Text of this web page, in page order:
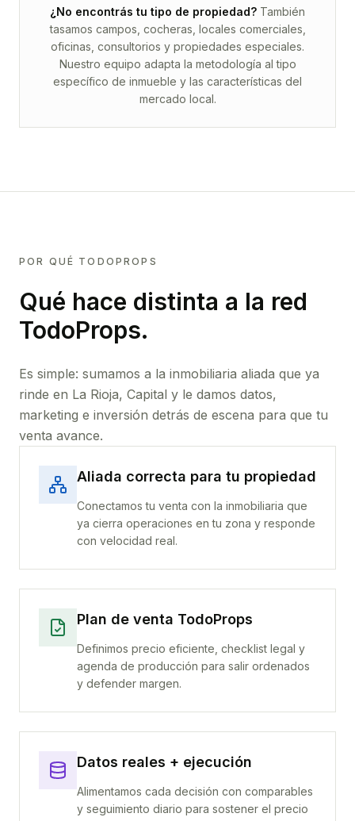
¿No encontrás tu tipo de propiedad? También
tasamos campos, cocheras, locales comerciales,
oficinas, consultorios y propiedades especiales.
Nuestro equipo adapta la metodología al tipo
específico de inmueble y las características del
mercado local.
POR QUÉ TODOPROPS
Qué hace distinta a la red
TodoProps.
Es simple: sumamos a la inmobiliaria aliada que ya
rinde en La Rioja, Capital y le damos datos,
marketing e inversión detrás de escena para que tu
venta avance.
Aliada correcta para tu propiedad
Conectamos tu venta con la inmobiliaria que
ya cierra operaciones en tu zona y responde
con velocidad real.
Plan de venta TodoProps
Definimos precio eficiente, checklist legal y
agenda de producción para salir ordenados
y defender margen.
Datos reales + ejecución
Alimentamos cada decisión con comparables
y seguimiento diario para sostener el precio